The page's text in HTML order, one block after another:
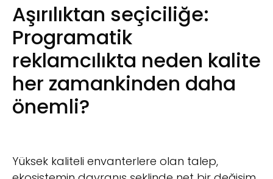
Aşırılıktan seçiciliğe:
Programatik
reklamcılıkta neden kalite
her zamankinden daha
önemli?
Yüksek kaliteli envanterlere olan talep,